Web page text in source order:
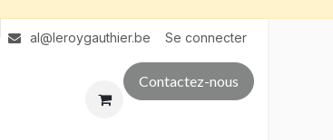
al@leroygauthier.be Se connecter
Contactez-nous